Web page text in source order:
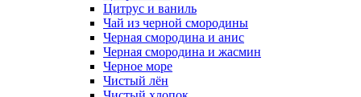
Цитрус и ваниль
Чай из черной смородины
Черная смородина и анис
Черная смородина и жасмин
Черное море
Чистый лён